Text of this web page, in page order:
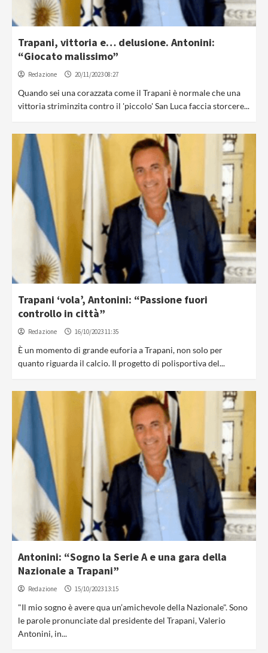
Trapani, vittoria e… delusione. Antonini:
“Giocato malissimo”
Redazione 20/11/2023 08:27
Quando sei una corazzata come il Trapani è normale che una
vittoria striminzita contro il 'piccolo' San Luca faccia storcere...
Trapani ‘vola’, Antonini: “Passione fuori
controllo in città”
Redazione 16/10/2023 11:35
È un momento di grande euforia a Trapani, non solo per
quanto riguarda il calcio. Il progetto di polisportiva del...
Antonini: “Sogno la Serie A e una gara della
Nazionale a Trapani”
Redazione 15/10/2023 13:15
"Il mio sogno è avere qua un’amichevole della Nazionale". Sono
le parole pronunciate dal presidente del Trapani, Valerio
Antonini, in...